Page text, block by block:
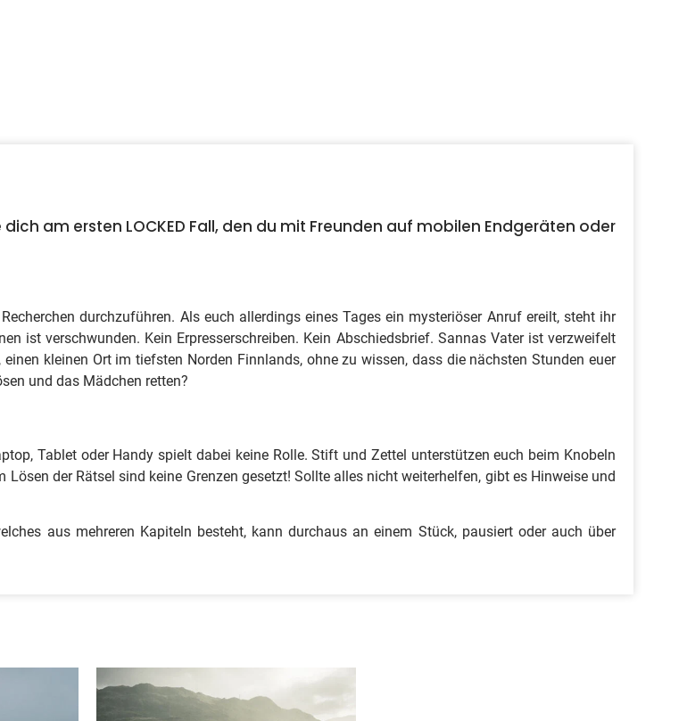
am ersten LOCKED Fall, den du mit Freunden auf mobilen Endgeräten oder
durchzuführen. Als euch allerdings eines Tages ein mysteriöser Anruf ereilt, steht ihr
ist verschwunden. Kein Erpresserschreiben. Kein Abschiedsbrief. Sannas Vater ist verzweifelt
kleinen Ort im tiefsten Norden Finnlands, ohne zu wissen, dass die nächsten Stunden euer
und das Mädchen retten?
Tablet oder Handy spielt dabei keine Rolle. Stift und Zettel unterstützen euch beim Knobeln
der Rätsel sind keine Grenzen gesetzt! Sollte alles nicht weiterhelfen, gibt es Hinweise und
aus mehreren Kapiteln besteht, kann durchaus an einem Stück, pausiert oder auch über